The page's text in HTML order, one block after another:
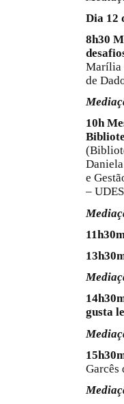
Dia 12
8h30
Marília
de
10h
e
–
gusta
Garcês